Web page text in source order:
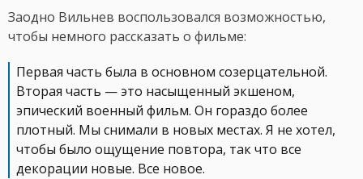
Заодно Вильнев воспользовался возможностью,
чтобы немного рассказать о фильме:
Первая часть была в основном созерцательной.
Вторая часть — это насыщенный экшеном,
эпический военный фильм. Он гораздо более
плотный. Мы снимали в новых местах. Я не хотел,
чтобы было ощущение повтора, так что все
декорации новые. Все новое.